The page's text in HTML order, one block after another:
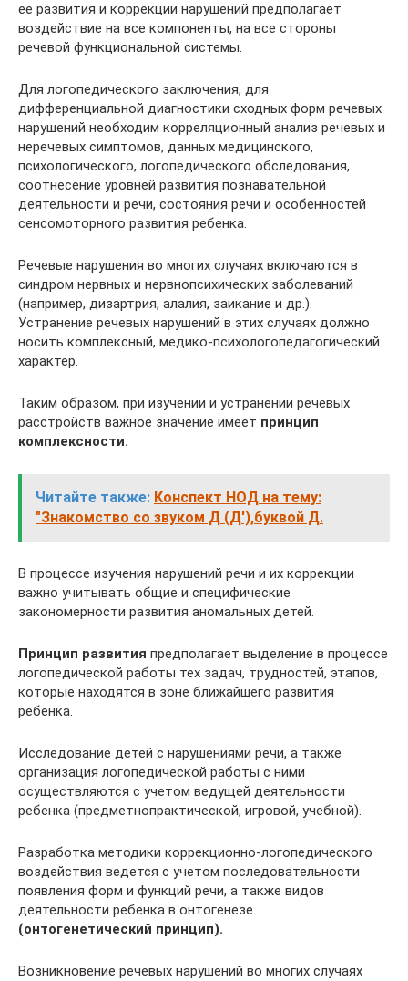
ее развития и коррекции нарушений предполагает
воздействие на все компоненты, на все стороны
речевой функциональной системы.
Для логопедического заключения, для
дифференциальной диагностики сходных форм речевых
нарушений необходим корреляционный анализ речевых и
неречевых симптомов, данных медицинского,
психологического, логопедического обследования,
соотнесение уровней развития познавательной
деятельности и речи, состояния речи и особенностей
сенсомоторного развития ребенка.
Речевые нарушения во многих случаях включаются в
синдром нервных и нервнопсихических заболеваний
(например, дизартрия, алалия, заикание и др.).
Устранение речевых нарушений в этих случаях должно
носить комплексный, медико-психологопедагогический
характер.
Таким образом, при изучении и устранении речевых
расстройств важное значение имеет принцип
комплексности.
Читайте также: Конспект НОД на тему:
"Знакомство со звуком Д (Д'),буквой Д.
В процессе изучения нарушений речи и их коррекции
важно учитывать общие и специфические
закономерности развития аномальных детей.
Принцип развития предполагает выделение в процессе
логопедической работы тех задач, трудностей, этапов,
которые находятся в зоне ближайшего развития
ребенка.
Исследование детей с нарушениями речи, а также
организация логопедической работы с ними
осуществляются с учетом ведущей деятельности
ребенка (предметнопрактической, игровой, учебной).
Разработка методики коррекционно-логопедического
воздействия ведется с учетом последовательности
появления форм и функций речи, а также видов
деятельности ребенка в онтогенезе
(онтогенетический принцип).
Возникновение речевых нарушений во многих случаях